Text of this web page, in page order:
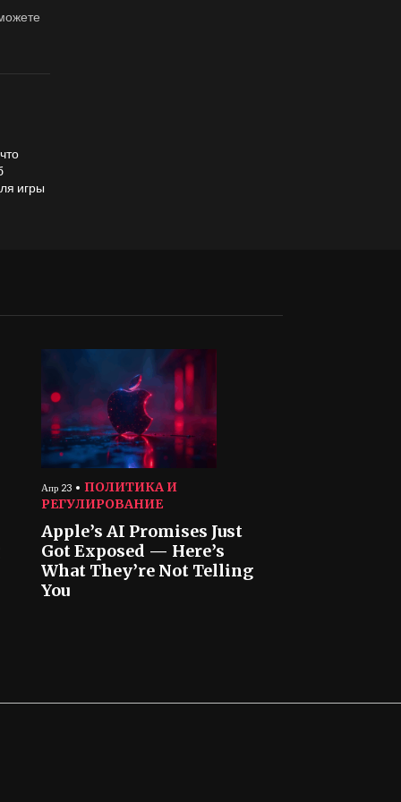
игры
Апр 23
ПОЛИТИКА И
РЕГУЛИРОВАНИЕ
Apple’s AI Promises Just
Got Exposed — Here’s
What They’re Not Telling
You